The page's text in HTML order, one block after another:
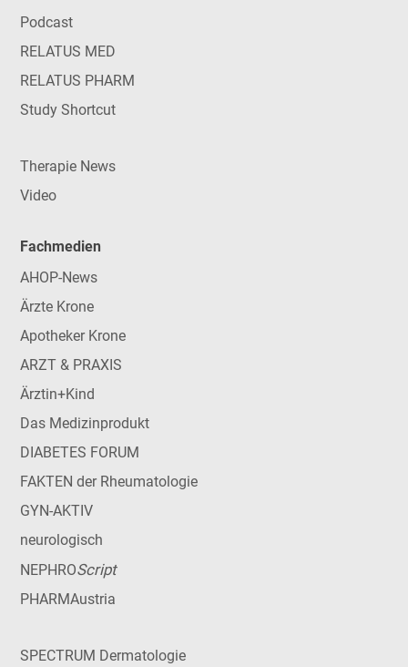
Podcast
RELATUS MED
RELATUS PHARM
Study Shortcut
Therapie News
Video
Fachmedien
AHOP-News
Ärzte Krone
Apotheker Krone
ARZT & PRAXIS
Ärztin+Kind
Das Medizinprodukt
DIABETES FORUM
FAKTEN der Rheumatologie
GYN-AKTIV
neurologisch
NEPHROScript
PHARMAustria
SPECTRUM Dermatologie